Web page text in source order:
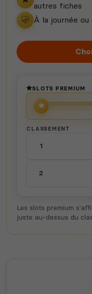
Voir tous les
jeux disponibles
autres fiches
À la journée
SLOTS PREMIUM
CLASSEMENT
1
2
Les slots premium
juste au-dessus du